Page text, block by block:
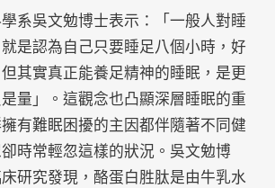
系吳文勉博士表示：「一般人對睡
是認為自己只要睡足八個小時，好
其實真正能養足精神的睡眠，是更
量」。這觀念也凸顯深層睡眠的重
有難眠困擾的主因都伴隨著不同健
時常輕忽這樣的狀況。吳文勉博
研究發現，酪蛋白胜肽是由牛乳水